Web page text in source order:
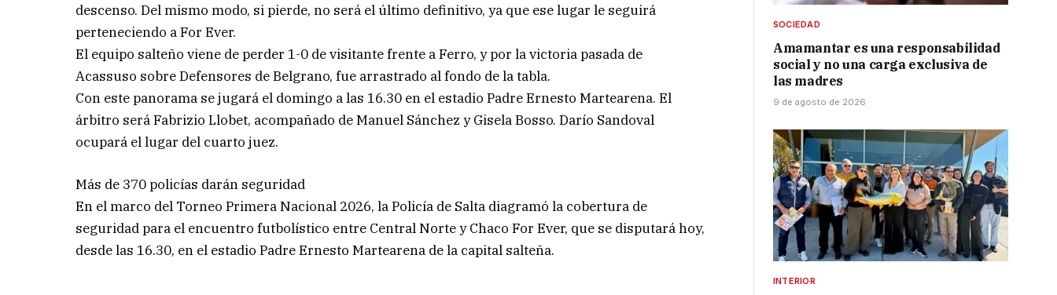
descenso. Del mismo modo, si pierde, no será el último definitivo, ya que ese lugar le seguirá
perteneciendo a For Ever.
El equipo salteño viene de perder 1-0 de visitante frente a Ferro, y por la victoria pasada de
Acassuso sobre Defensores de Belgrano, fue arrastrado al fondo de la tabla.
Con este panorama se jugará el domingo a las 16.30 en el estadio Padre Ernesto Martearena. El
árbitro será Fabrizio Llobet, acompañado de Manuel Sánchez y Gisela Bosso. Darío Sandoval
ocupará el lugar del cuarto juez.
Más de 370 policías darán seguridad
En el marco del Torneo Primera Nacional 2026, la Policía de Salta diagramó la cobertura de
seguridad para el encuentro futbolístico entre Central Norte y Chaco For Ever, que se disputará hoy,
desde las 16.30, en el estadio Padre Ernesto Martearena de la capital salteña.
SOCIEDAD
Amamantar es una responsabilidad
social y no una carga exclusiva de
las madres
9 de agosto de 2026
INTERIOR